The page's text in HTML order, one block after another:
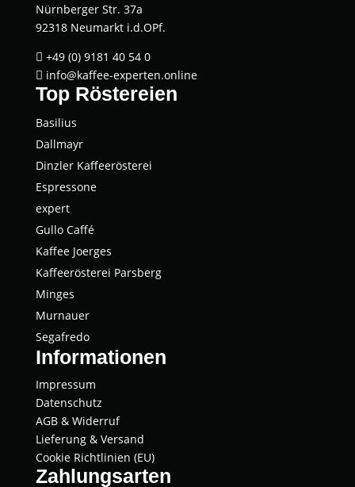
Nürnberger Str. 37a
92318 Neumarkt i.d.OPf.
 +49 (0) 9181 40 54 0
 info@kaffee-experten.online
Top Röstereien
Basi­li­us
Dall­mayr
Dinz­ler Kaffeerösterei
Espres­so­ne
expert
Gul­lo Caffé
Kaffee Joer­ges
Kaf­fee­rös­te­rei Parsberg
Min­ges
Mur­nau­er
Segaf­re­do
Informationen
Impressum
Datenschutz
AGB & Widerruf
Lieferung & Versand
Cookie Richtlinien (EU)
Zahlungsarten